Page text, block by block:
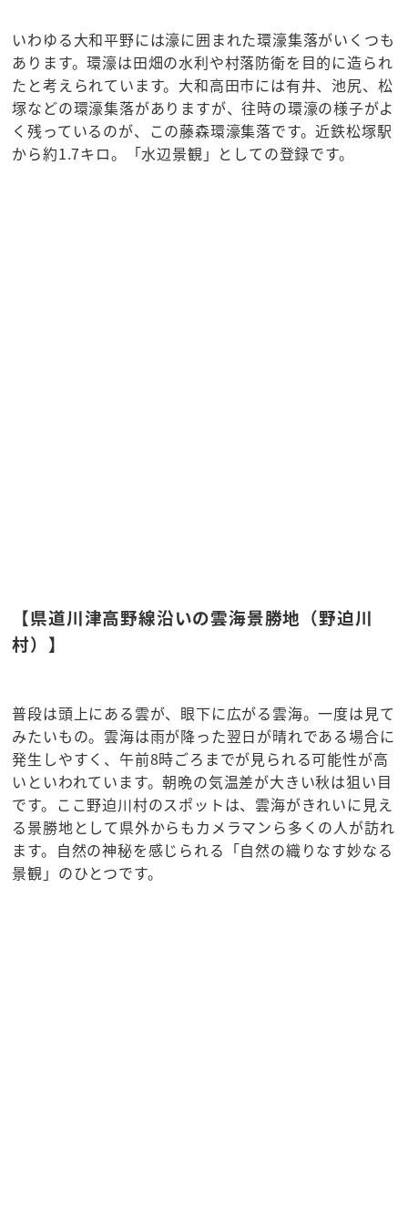
いわゆる大和平野には濠に囲まれた環濠集落がいくつも
あります。環濠は田畑の水利や村落防衛を目的に造られ
たと考えられています。大和高田市には有井、池尻、松
塚などの環濠集落がありますが、往時の環濠の様子がよ
く残っているのが、この藤森環濠集落です。近鉄松塚駅
から約1.7キロ。「水辺景観」としての登録です。
【県道川津高野線沿いの雲海景勝地（野迫川
村）】
普段は頭上にある雲が、眼下に広がる雲海。一度は見て
みたいもの。雲海は雨が降った翌日が晴れである場合に
発生しやすく、午前8時ごろまでが見られる可能性が高
いといわれています。朝晩の気温差が大きい秋は狙い目
です。ここ野迫川村のスポットは、雲海がきれいに見え
る景勝地として県外からもカメラマンら多くの人が訪れ
ます。自然の神秘を感じられる「自然の織りなす妙なる
景観」のひとつです。